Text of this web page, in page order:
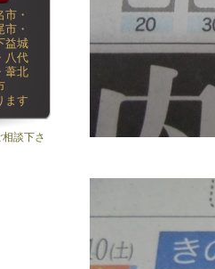
・
・
益城
八代
葦北
ます
談下さ